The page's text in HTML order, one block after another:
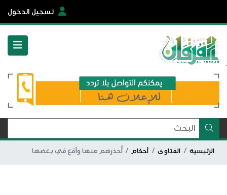
تسجيل الدخول
الرئيسية الفتاوى أحكام أُحذرهم منها وأقع في بعضها